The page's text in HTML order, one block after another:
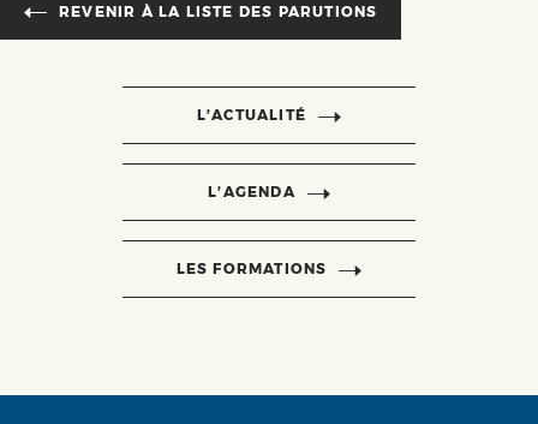
REVENIR À LA LISTE DES PARUTIONS
L’ACTUALITÉ
L’AGENDA
LES FORMATIONS